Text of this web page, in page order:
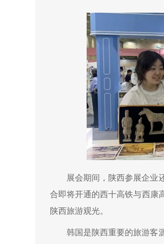
展会期间，陕西参展企业
合即将开通的西十高铁与西康
陕西旅游观光。
韩国是陕西重要的旅游客